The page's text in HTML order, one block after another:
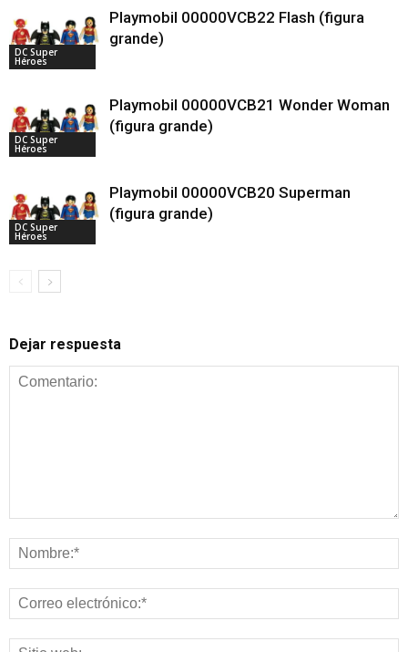
DC Super
Héroes
Playmobil 00000VCB22 Flash (figura
grande)
DC Super
Héroes
Playmobil 00000VCB21 Wonder Woman
(figura grande)
DC Super
Héroes
Playmobil 00000VCB20 Superman
(figura grande)
Dejar respuesta